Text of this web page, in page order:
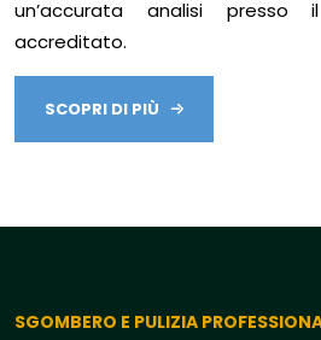
un’accurata analisi presso
accreditato.
SCOPRI DI PIÙ
SGOMBERO E PULIZIA